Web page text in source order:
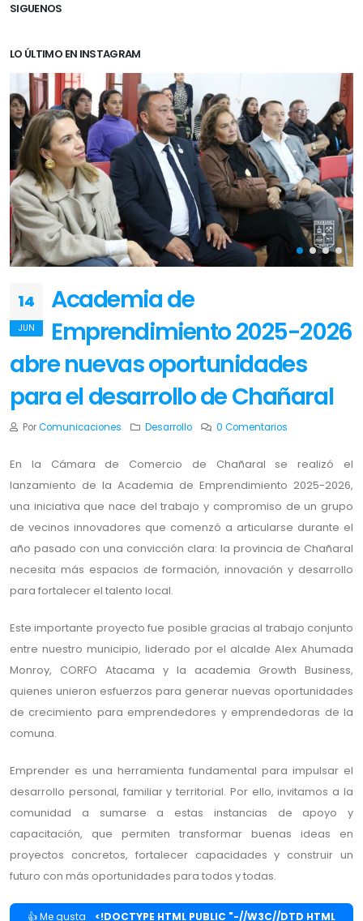
SIGUENOS
LO ÚLTIMO EN INSTAGRAM
14
JUN
Academia de
Emprendimiento 2025-2026
abre nuevas oportunidades
para el desarrollo de Chañaral
PorComunicaciones Desarrollo 0 Comentarios
En la Cámara de Comercio de Chañaral se realizó el
lanzamiento de la Academia de Emprendimiento 2025-2026,
una iniciativa que nace del trabajo y compromiso de un grupo
de vecinos innovadores que comenzó a articularse durante el
año pasado con una convicción clara: la provincia de Chañaral
necesita más espacios de formación, innovación y desarrollo
para fortalecer el talento local.
Este importante proyecto fue posible gracias al trabajo conjunto
entre nuestro municipio, liderado por el alcalde Alex Ahumada
Monroy, CORFO Atacama y la academia Growth Business,
quienes unieron esfuerzos para generar nuevas oportunidades
de crecimiento para emprendedores y emprendedoras de la
comuna.
Emprender es una herramienta fundamental para impulsar el
desarrollo personal, familiar y territorial. Por ello, invitamos a la
comunidad a sumarse a estas instancias de apoyo y
capacitación, que permiten transformar buenas ideas en
proyectos concretos, fortalecer capacidades y construir un
futuro con más oportunidades para todos y todas.
👍 Me gusta <!DOCTYPE HTML PUBLIC "-//W3C//DTD HTML